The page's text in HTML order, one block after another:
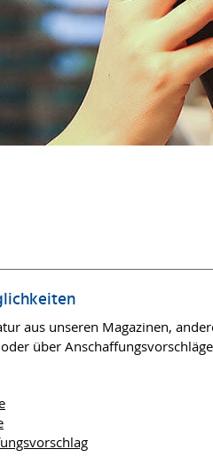
aus unseren Magazinen,
über Anschaffungsvorschläge